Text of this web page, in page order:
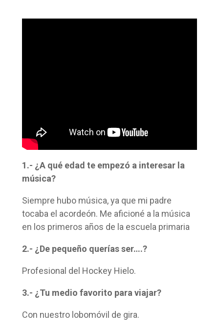
1.- ¿A qué edad te empezó a interesar la
música?
Siempre hubo música, ya que mi padre
tocaba el acordeón. Me aficioné a la música
en los primeros años de la escuela primaria
2.- ¿De pequeño querías ser….?
Profesional del Hockey Hielo.
3.- ¿Tu medio favorito para viajar?
Con nuestro lobomóvil de gira.